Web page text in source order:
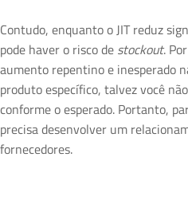
Contudo, enquanto o JIT reduz
pode haver o risco de stockout.
aumento repentino e inesperado
produto específico, talvez você
conforme o esperado. Portanto,
precisa desenvolver um
fornecedores.